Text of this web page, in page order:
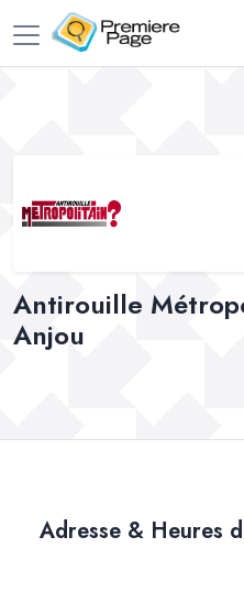
Antirouille
Anjou
Adresse & Heures